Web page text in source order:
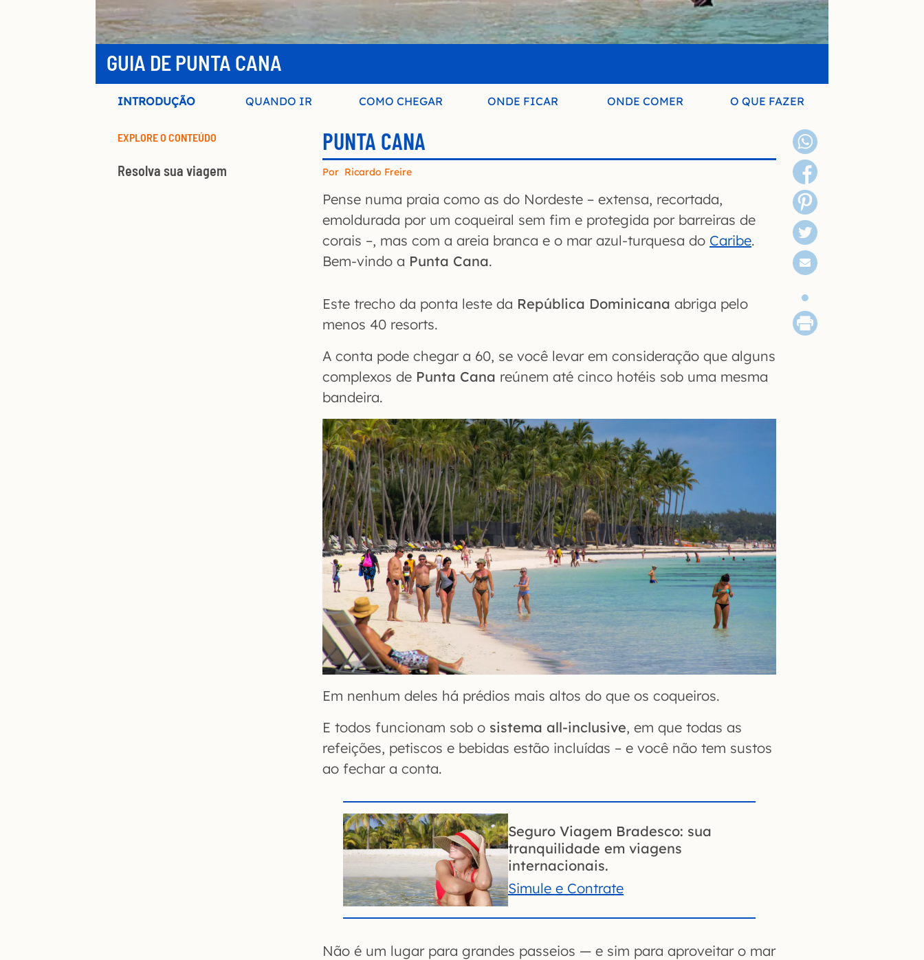
GUIA DE PUNTA CANA
INTRODUÇÃO QUANDO IR COMO CHEGAR ONDE FICAR ONDE COMER O QUE FAZER
EXPLORE O CONTEÚDO
Resolva sua viagem
PUNTA CANA
Por Ricardo Freire
Pense numa praia como as do Nordeste – extensa, recortada,
emoldurada por um coqueiral sem fim e protegida por barreiras de
corais –, mas com a areia branca e o mar azul-turquesa do Caribe.
Bem-vindo a Punta Cana.
Este trecho da ponta leste da República Dominicana abriga pelo
menos 40 resorts.
A conta pode chegar a 60, se você levar em consideração que alguns
complexos de Punta Cana reúnem até cinco hotéis sob uma mesma
bandeira.
Em nenhum deles há prédios mais altos do que os coqueiros.
E todos funcionam sob o sistema all-inclusive, em que todas as
refeições, petiscos e bebidas estão incluídas – e você não tem sustos
ao fechar a conta.
Seguro Viagem Bradesco: sua
tranquilidade em viagens
internacionais.
Simule e Contrate
Não é um lugar para grandes passeios — e sim para aproveitar o mar